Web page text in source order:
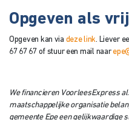
Opgeven als
Opgeven kan via deze link. Liever
67 67 67 of stuur een mail naar
We financieren VoorleesExpress
maatschappelijke organisatie
gemeente Epe een gelijkwaardige